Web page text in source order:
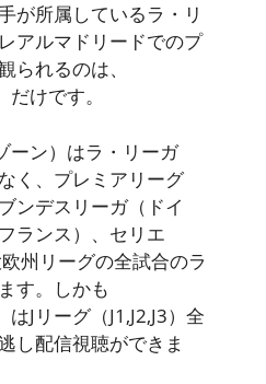
が所属しているラ・リ
アルマドリードでのプ
られるのは、
だけです。
ーン）はラ・リーガ
く、プレミアリーグ
ンデスリーガ（ドイ
ランス）、セリエ
州リーグの全試合のラ
す。しかも
Jリーグ（J1,J2,J3）全
し配信視聴ができま